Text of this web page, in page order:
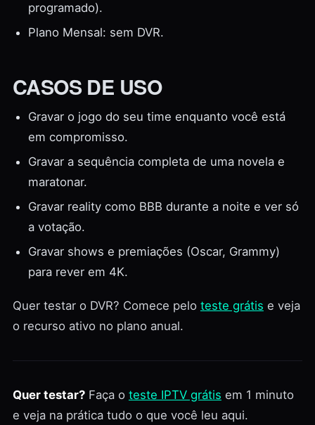
programado).
Plano Mensal: sem DVR.
CASOS DE USO
Gravar o jogo do seu time enquanto você está
em compromisso.
Gravar a sequência completa de uma novela e
maratonar.
Gravar reality como BBB durante a noite e ver só
a votação.
Gravar shows e premiações (Oscar, Grammy)
para rever em 4K.
Quer testar o DVR? Comece pelo teste grátis e veja
o recurso ativo no plano anual.
Quer testar?Faça o teste IPTV grátis em 1 minuto
e veja na prática tudo o que você leu aqui.